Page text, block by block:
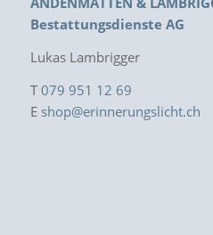
Bestattungsdienste AG
Lukas Lambrigger
T 079 951 12 69
E shop@erinnerungslicht.ch